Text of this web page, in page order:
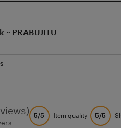
~ PRABUJITU
5/5 Item quality 5/5